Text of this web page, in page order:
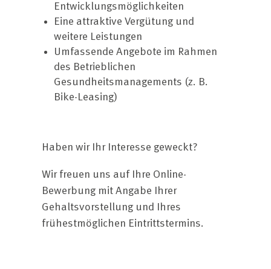
Entwicklungsmöglichkeiten
Eine attraktive Vergütung und
weitere Leistungen
Umfassende Angebote im Rahmen
des Betrieblichen
Gesundheitsmanagements (z. B.
Bike-Leasing)
Haben wir Ihr Interesse geweckt?
Wir freuen uns auf Ihre Online-
Bewerbung mit Angabe Ihrer
Gehaltsvorstellung und Ihres
frühestmöglichen Eintrittstermins.